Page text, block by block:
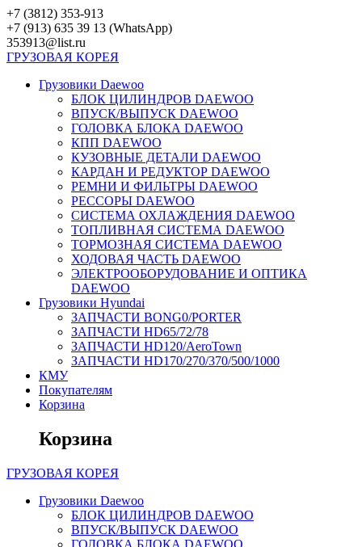
Перейти
к
контенту
+7 (3812) 353-913
+7 (913) 635 39 13 (WhatsApp)
353913@list.ru
ГРУЗОВАЯ КОРЕЯ
Грузовики Daewoo
БЛОК ЦИЛИНДРОВ DAEWOO
ВПУСК/ВЫПУСК DAEWOO
ГОЛОВКА БЛОКА DAEWOO
КПП DAEWOO
КУЗОВНЫЕ ДЕТАЛИ DAEWOO
КАРДАН И РЕДУКТОР DAEWOO
РЕМНИ И ФИЛЬТРЫ DAEWOO
РЕССОРЫ DAEWOO
СИСТЕМА ОХЛАЖДЕНИЯ DAEWOO
ТОПЛИВНАЯ СИСТЕМА DAEWOO
ТОРМОЗНАЯ СИСТЕМА DAEWOO
ХОДОВАЯ ЧАСТЬ DAEWOO
ЭЛЕКТРООБОРУДОВАНИЕ И ОПТИКА
DAEWOO
Грузовики Hyundai
ЗАПЧАСТИ BONG0/PORTER
ЗАПЧАСТИ HD65/72/78
ЗАПЧАСТИ HD120/AeroTown
ЗАПЧАСТИ HD170/270/370/500/1000
КМУ
Покупателям
Корзина
Корзина
ГРУЗОВАЯ КОРЕЯ
Грузовики Daewoo
БЛОК ЦИЛИНДРОВ DAEWOO
ВПУСК/ВЫПУСК DAEWOO
ГОЛОВКА БЛОКА DAEWOO